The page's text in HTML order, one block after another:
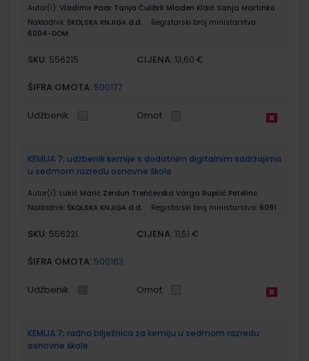
Autor(i): Vladimir Paar Tanja Ćulibrk Mladen Klaić Sanja Martinko
Nakladnik: ŠKOLSKA KNJIGA d.d.
Registarski broj ministarstva:
6004-DOM
SKU: 556215 CIJENA: 13,60 €
ŠIFRA OMOTA: 500177
Udžbenik Omot
KEMIJA 7; udžbenik kemije s dodatnim digitalnim sadržajima
u sedmom razredu osnovne škole
Autor(i): Lukić Marić Zerdun Trenčevska Varga Rupčić Petelinc
Nakladnik: ŠKOLSKA KNJIGA d.d. Registarski broj ministarstva: 6091
SKU: 556221 CIJENA: 11,51 €
ŠIFRA OMOTA: 500163
Udžbenik Omot
KEMIJA 7; radna bilježnica za kemiju u sedmom razredu
osnovne škole